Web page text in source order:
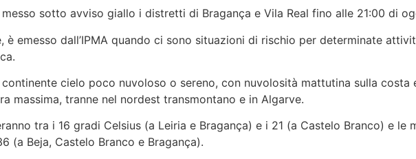
messo sotto avviso giallo i distretti di Bragança e Vila Real fino alle 21:00 di
è emesso dall’IPMA quando ci sono situazioni di rischio per determinate
continente cielo poco nuvoloso o sereno, con nuvolosità mattutina sulla costa
massima, tranne nel nordest transmontano e in Algarve.
tra i 16 gradi Celsius (a Leiria e Bragança) e i 21 (a Castelo Branco) e le
(a Beja, Castelo Branco e Bragança).